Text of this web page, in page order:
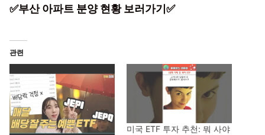
✅부산 아파트 분양 현황 보러가기✅
관련
미국 ETF 투자 추천: 뭐 사야